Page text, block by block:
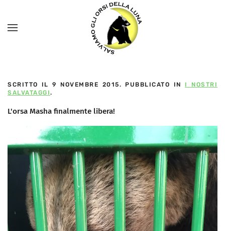
SCRITTO IL9 NOVEMBRE 2015. PUBBLICATO IN I NOSTRI
SALVATAGGI.
L'orsa Masha finalmente libera!